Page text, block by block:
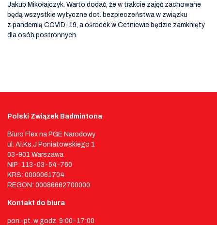
Jakub Mikołajczyk. Warto dodać, że w trakcie zajęć zachowane
będą wszystkie wytyczne dot. bezpieczeństwa w związku
z pandemią COVID-19, a ośrodek w Cetniewie będzie zamknięty
dla osób postronnych.
Polski Związek Badmintona
Biuro Flex na PGE Narodowy
ul. Al.Ks.J Poniatowskiego 1
03-901 Warszawa
NIP: 113-03-54-760
KRS: 0000061704
REGON: 00086662700000
Kontakt do biura
pon.-pt. w godz. 9:00-17:00